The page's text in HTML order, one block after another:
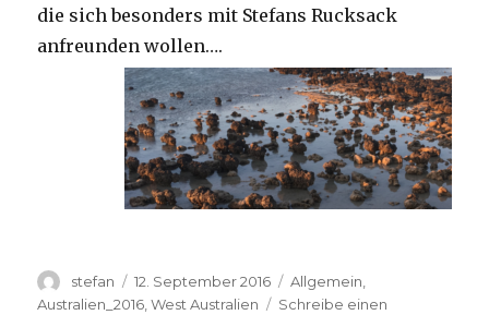
die sich besonders mit Stefans Rucksack
anfreunden wollen….
Autor
stefan
Veröffentlicht
am
12. September 2016 Kategorien
Allgemein
Australien_2016 ,West Australien
Schreibe einen